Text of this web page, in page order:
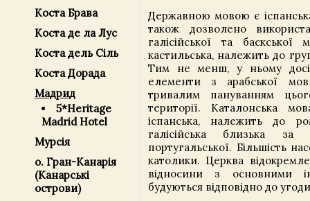
Коста Брава
Коста де ла Луc
Коста дель Сіль
Коста Дорада
Мадрид
5*Heritage
Madrid Hotel
Мурсія
о. Гран-Канарія
(Канарські
острови)
Державною мовою є
також дозволено
галісійської та баскської
кастильська, належить до
Тим не менш, у ньому досі
елементи з арабської
тривалим пануванням
території. Каталонська
іспанська, належить до
галісійська близька
португальської. Більшість
католики. Церква
відносини з основними
будуються відповідно до